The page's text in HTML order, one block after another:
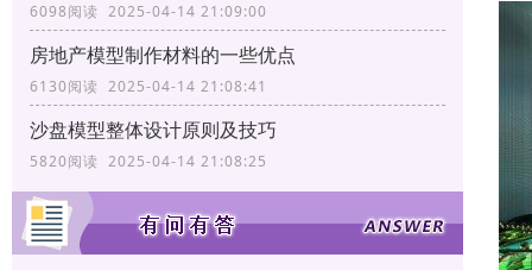
6098阅读 2025-04-14 21:09:00
房地产模型制作材料的一些优点
6130阅读 2025-04-14 21:08:41
沙盘模型整体设计原则及技巧
5820阅读 2025-04-14 21:08:25